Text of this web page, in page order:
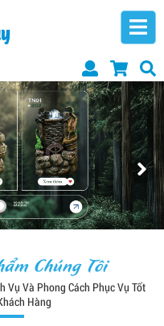
Chúng Tôi
Vụ Và Phong Cách Phục Vụ Tốt
Hàng